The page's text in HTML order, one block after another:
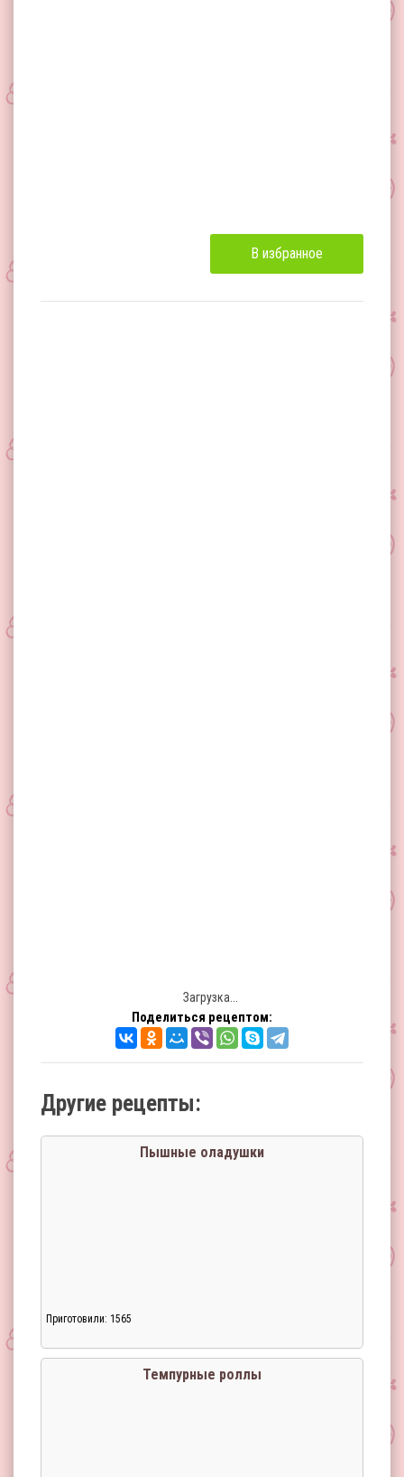
В избранное
Загрузка...
Поделиться рецептом:
Другие рецепты:
Пышные оладушки
Приготовили: 1565
Темпурные роллы